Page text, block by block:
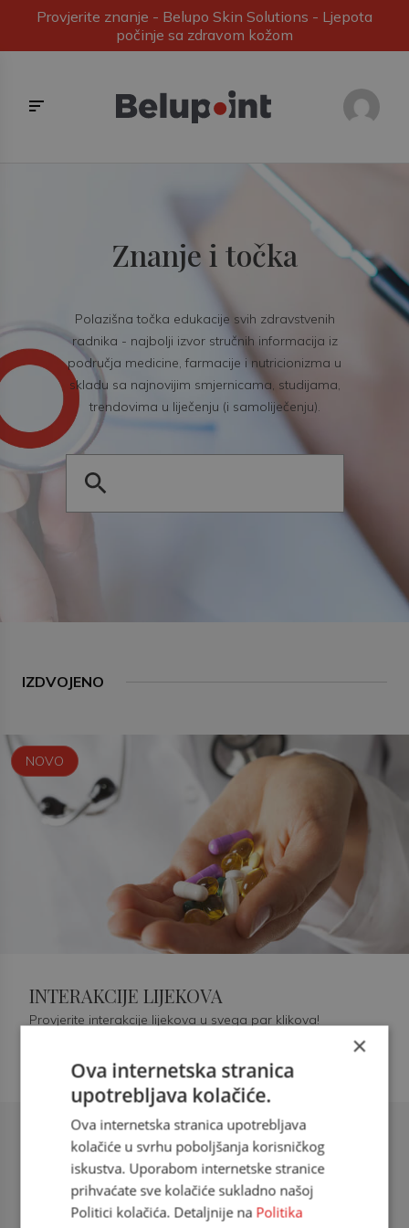
Provjerite znanje - Belupo Skin Solutions - Ljepota
počinje sa zdravom kožom
Znanje i točka
Polazišna točka edukacije svih zdravstvenih
radnika - najbolji izvor stručnih informacija iz
područja medicine, farmacije i nutricionizma u
skladu sa najnovijim smjernicama, studijama,
trendovima u liječenju (i samoliječenju).
IZDVOJENO
Šećerna bolest tip 2 = kardiovaskularna
doc. dr. sc. Višnja Kokić Maleš,
dr.med., specijalististica
NOVO
INTERAKCIJE LIJEKOVA
Provjerite interakcije lijekova u svega par klikova!
×
Ova internetska stranica
upotrebljava kolačiće.
Ova internetska stranica upotrebljava
kolačiće u svrhu poboljšanja korisničkog
iskustva. Uporabom internetske stranice
prihvaćate sve kolačiće sukladno našoj
Politici kolačića. Detaljnije na Politika